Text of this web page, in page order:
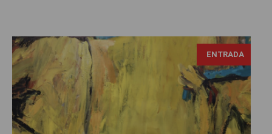
ENTRADA
Georg Baselitz, Die Mädchen von Olmo II, fotografía de
Fred Romero, Tomada de: https://flic.kr/p/2pCeHpW